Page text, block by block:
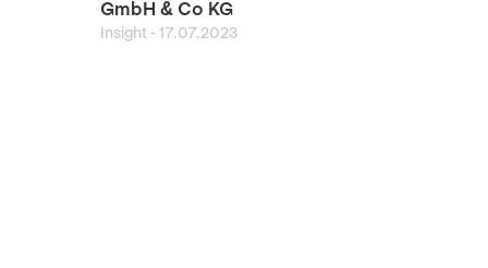
GmbH & Co KG
Insight - 17.07.2023